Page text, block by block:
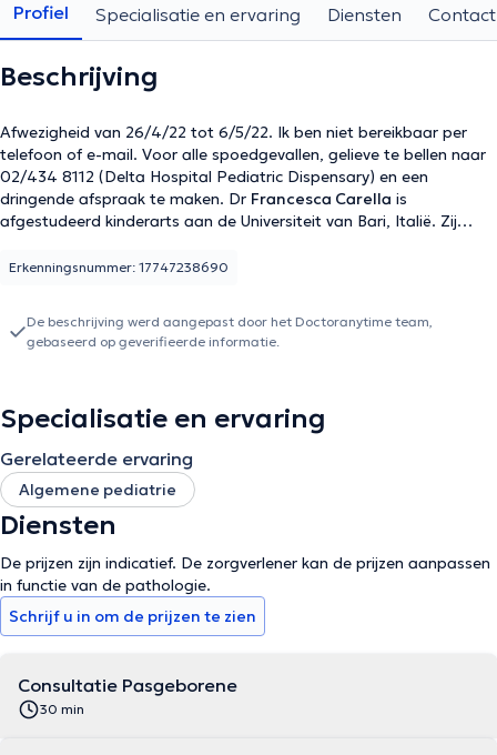
Profiel Specialisatie en ervaring Diensten Contact
Beschrijving
Afwezigheid van 26/4/22 tot 6/5/22. Ik ben niet bereikbaar per
telefoon of e-mail. Voor alle spoedgevallen, gelieve te bellen naar
02/434 8112 (Delta Hospital Pediatric Dispensary) en een
dringende afspraak te maken. Dr Francesca Carella is
afgestudeerd kinderarts aan de Universiteit van Bari, Italië. Zij
Belgische Vereniging voor Kindergeneeskunde. Zij ontvangt u in de
Erkenningsnummer: 17747238690
De beschrijving werd aangepast door het Doctoranytime team,
gebaseerd op geverifieerde informatie.
Specialisatie en ervaring
Gerelateerde ervaring
Algemene pediatrie
Diensten
De prijzen zijn indicatief. De zorgverlener kan de prijzen aanpassen
in functie van de pathologie.
Schrijf u in om de prijzen te zien
Consultatie Pasgeborene
30 min